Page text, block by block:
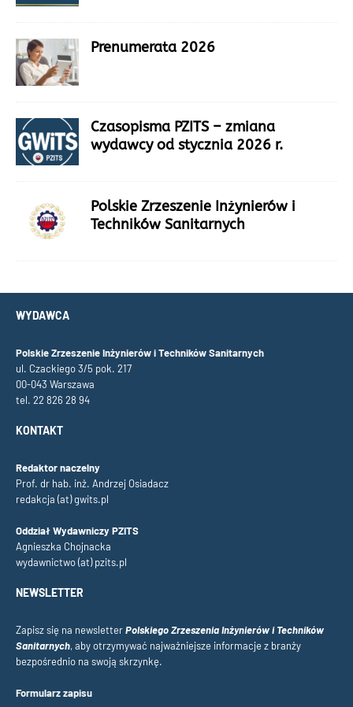
Prenumerata 2026
Czasopisma PZITS – zmiana
wydawcy od stycznia 2026 r.
Polskie Zrzeszenie Inżynierów i
Techników Sanitarnych
WYDAWCA
Polskie Zrzeszenie Inżynierów i Techników Sanitarnych
ul. Czackiego 3/5 pok. 217
00-043 Warszawa
tel. 22 826 28 94
KONTAKT
Redaktor naczelny
Prof. dr hab. inż. Andrzej Osiadacz
redakcja (at) gwits.pl
Oddział Wydawniczy PZITS
Agnieszka Chojnacka
wydawnictwo (at) pzits.pl
NEWSLETTER
Zapisz się na newsletterPolskiego Zrzeszenia Inżynierów i Techników
Sanitarnych, aby otrzymywać najważniejsze informacje z branży
bezpośrednio na swoją skrzynkę.
Formularz zapisu